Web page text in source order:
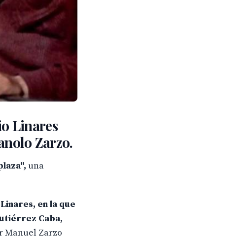
Linares
Zarzo.
una
en la que
Caba,
Manuel Zarzo